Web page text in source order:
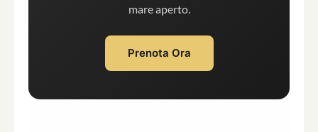
mare aperto.
Prenota Ora